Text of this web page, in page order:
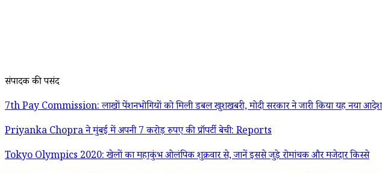
संपादक की पसंद
7th Pay Commission: लाखों पेंशनभोगियों को मिली डबल खुशखबरी, मोदी सरकार ने जारी किया यह नया आदेश
Priyanka Chopra ने मुंबई में अपनी 7 करोड़ रुपए की प्रॉपर्टी बेची: Reports
Tokyo Olympics 2020: खेलों का महाकुंभ ओलंपिक शुक्रवार से, जानें इससे जुड़े रोमांचक और मजेदार किस्से